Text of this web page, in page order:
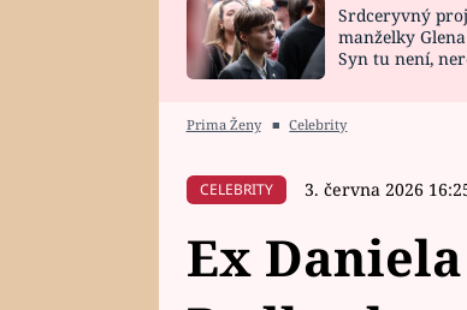
HOROSKOP NA
VAŘENÍ
Srdceryvný
manželky
Syn tu není,
Prima Ženy ■ Celebrity
CELEBRITY 3. června 2026
Ex